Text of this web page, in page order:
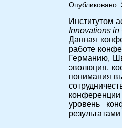
Опубликовано:
Институтом
Innovations in
Данная
работе
Германию,
эволюция,
понимания
уровень